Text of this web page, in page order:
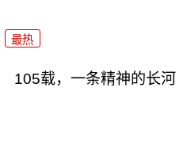
最热
105载，一条精神的长河